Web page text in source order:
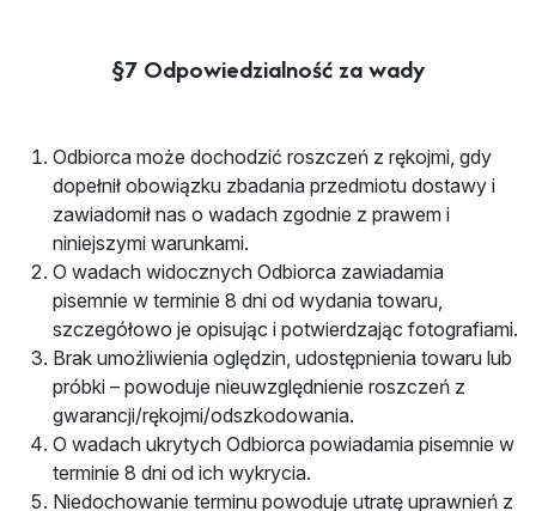
§7 Odpowiedzialność za wady
Odbiorca może dochodzić roszczeń z rękojmi, gdy
dopełnił obowiązku zbadania przedmiotu dostawy i
zawiadomił nas o wadach zgodnie z prawem i
niniejszymi warunkami.
O wadach widocznych Odbiorca zawiadamia
pisemnie w terminie 8 dni od wydania towaru,
szczegółowo je opisując i potwierdzając fotografiami.
Brak umożliwienia oględzin, udostępnienia towaru lub
próbki – powoduje nieuwzględnienie roszczeń z
gwarancji/rękojmi/odszkodowania.
O wadach ukrytych Odbiorca powiadamia pisemnie w
terminie 8 dni od ich wykrycia.
Niedochowanie terminu powoduje utratę uprawnień z